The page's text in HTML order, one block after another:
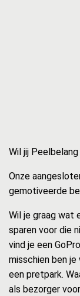
Wil jij
Onze
gemotiveerde
Wil je graag wat
sparen voor die
vind je een
misschien ben
een pretpark.
als bezorger